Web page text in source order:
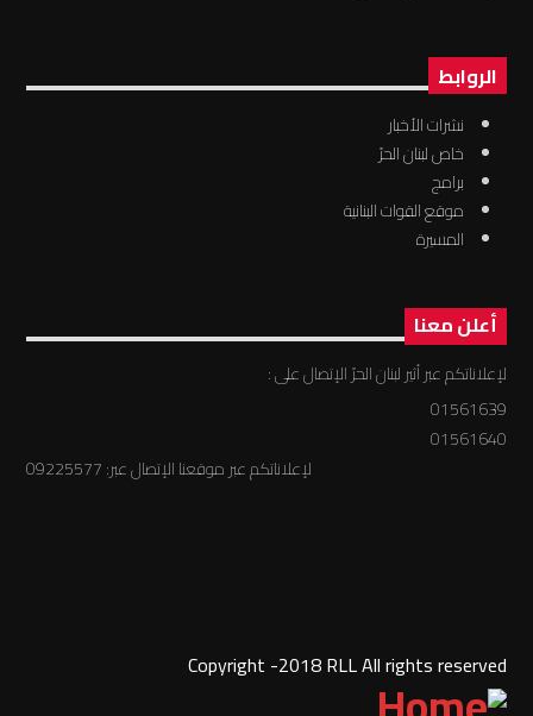
الروابط
نشرات الأخبار
خاص لبنان الحرّ
برامج
موقع القوات البنانية
المسيرة
أعلن معنا
لإعلاناتكم عبر أثير لبنان الحرّ الإتصال على :
01561639
01561640
لإعلاناتكم عبر موقعنا الإتصال عبر: 09225577
Copyright -2018 RLL All rights reserved